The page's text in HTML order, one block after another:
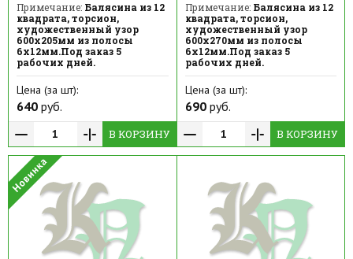
Примечание: Балясина из 12
квадрата, торсион,
художественный узор
600х205мм из полосы
6х12мм.Под заказ 5
рабочих дней.
Цена (за шт):
640 руб.
В КОРЗИНУ
Примечание:Балясина из 12
квадрата, торсион,
художественный узор
600х270мм из полосы
6х12мм.Под заказ 5
рабочих дней.
Цена (за шт):
690руб.
В КОРЗИНУ